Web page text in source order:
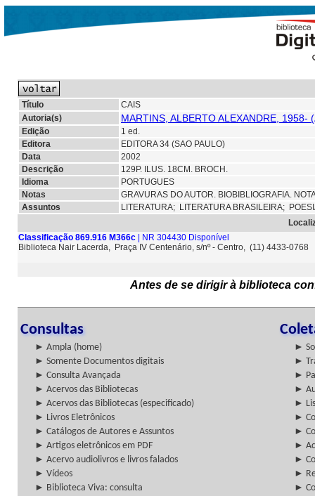
Título
CAIS
Autoria(s)
MARTINS, ALBERTO ALEXANDRE, 1958-
Edição
1 ed.
Editora
EDITORA 34 (SAO PAULO)
Data
2002
Descrição
129P. ILUS. 18CM. BROCH.
Idioma
PORTUGUES
Notas
GRAVURAS DO AUTOR. BIOBIBLIOGRAFIA.
Assuntos
LITERATURA; LITERATURA BRASILEIRA;
Classificação 869.916 M366c | NR 304430 Disponível
Biblioteca Nair Lacerda, Praça IV Centenário, s/nº - Centro, (11) 4433-0768
Antes de se dirigir à biblioteca
Consultas
► Ampla (home)
►
► Somente Documentos digitais
►
► Consulta Avançada
►
► Acervos das Bibliotecas
►
► Acervos das Bibliotecas (especificado)
►
► Livros Eletrônicos
►
► Catálogos de Autores e Assuntos
►
► Artigos eletrônicos em PDF
►
► Acervo audiolivros e livros falados
►
► Vídeos
►
► Biblioteca Viva: consulta
►